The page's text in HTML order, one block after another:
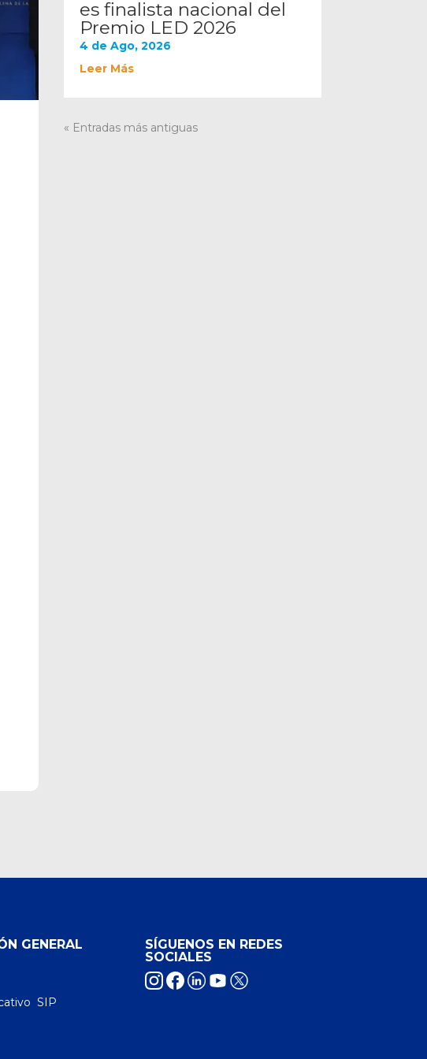
es finalista nacional del
Premio LED 2026
4 de Ago, 2026
Leer Más
« Entradas más antiguas
GENERAL
SIP
SÍGUENOS EN REDES
SOCIALES